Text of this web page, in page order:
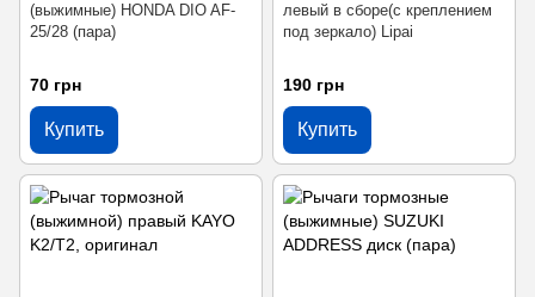
(выжимные) HONDA DIO AF-
25/28 (пара)
70 грн
Купить
левый в сборе(с креплением
под зеркало) Lipai
190 грн
Купить